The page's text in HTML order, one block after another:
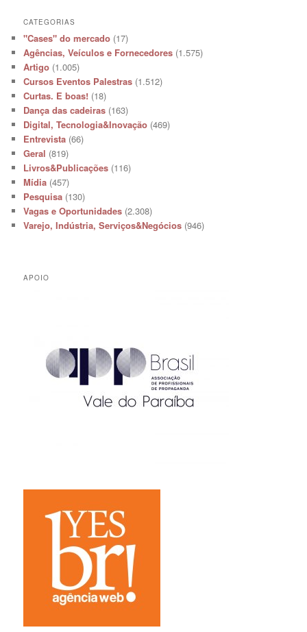
CATEGORIAS
"Cases" do mercado (17)
Agências, Veículos e Fornecedores (1.575)
Artigo (1.005)
Cursos Eventos Palestras (1.512)
Curtas. E boas! (18)
Dança das cadeiras (163)
Digital, Tecnologia&Inovação (469)
Entrevista (66)
Geral (819)
Livros&Publicações (116)
Mídia (457)
Pesquisa (130)
Vagas e Oportunidades (2.308)
Varejo, Indústria, Serviços&Negócios (946)
APOIO